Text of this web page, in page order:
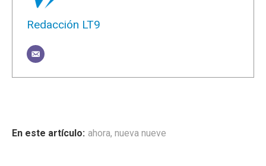
Redacción LT9
ahora, nueva nueve